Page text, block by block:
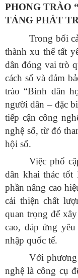
PHONG TRÀO
TẢNG PHÁT
Trong bối
thành xu thế tất
dân đóng vai trò
cách số và đảm
trào “Bình dân
người dân – đặc
tiếp cận công
nghệ số, từ đó
hội số.
Việc phổ
dân khai thác tốt
phần nâng cao
cải thiện chất
quan trọng để
cao, đáp ứng
nhập quốc tế.
Với phương
nghệ là công cụ